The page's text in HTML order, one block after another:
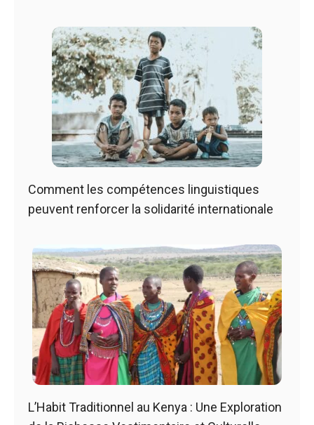
Comment les compétences linguistiques
peuvent renforcer la solidarité internationale
L’Habit Traditionnel au Kenya : Une Exploration